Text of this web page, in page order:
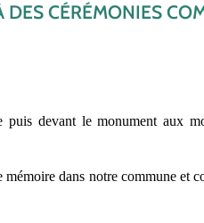
CÉRÉMONIES
devant le monument aux
dans notre commune et